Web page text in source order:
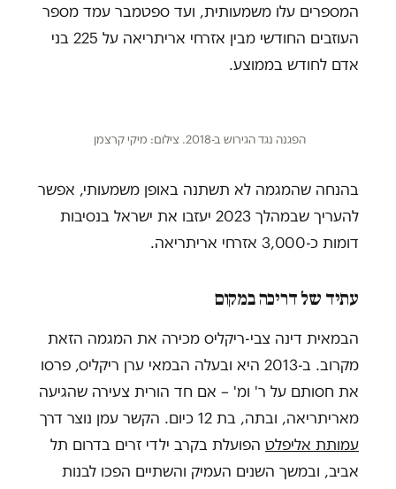
המספרים עלו משמעותית, ועד ספטמבר עמד מספר
העוזבים החודשי מבין אזרחי אריתריאה על 225 בני
אדם לחודש בממוצע.
הפגנה נגד הגירוש ב-2018. צילום: מיקי קרצמן
בהנחה שהמגמה לא תשתנה באופן משמעותי, אפשר
להעריך שבמהלך 2023 יעזבו את ישראל בנסיבות
דומות כ-3,000 אזרחי אריתריאה.
עתיד של דריכה במקום
הבמאית דינה צבי-ריקליס מכירה את המגמה הזאת
מקרוב. ב-2013 היא ובעלה הבמאי ערן ריקליס, פרסו
את חסותם על ר' ומ' – אם חד הורית צעירה שהגיעה
מאריתריאה, ובתה, בת 12 כיום. הקשר עמן נוצר דרך
עמותת אליפלט הפועלת בקרב ילדי זרים בדרום תל
אביב, ובמשך השנים העמיק והשתיים הפכו לבנות